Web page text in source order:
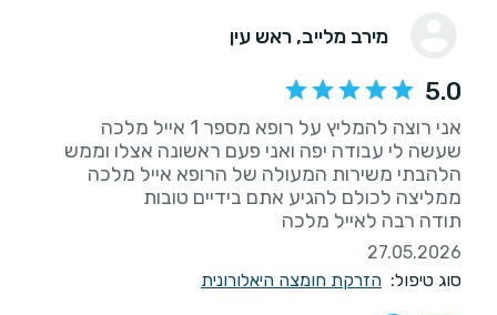
מירב מלייב, ראש עין
5.0
שעשה לי עבודה יפה ואני פעם ראשונה אצלו וממש
הלהבתי משירות המעולה של הרופא אייל מלכה
תודה רבה לאייל מלכה
27.05.2026
סוג טיפול: הזרקת חומצה היאלורונית